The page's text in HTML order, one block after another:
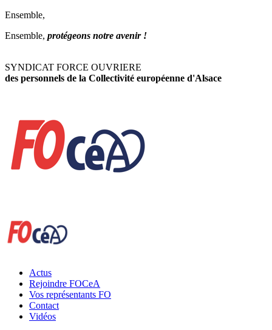
Ensemble,
Ensemble, protégeons notre avenir !
SYNDICAT FORCE OUVRIERE
des personnels de la Collectivité européenne d'Alsace
Actus
Rejoindre FOCeA
Vos représentants FO
Contact
Vidéos